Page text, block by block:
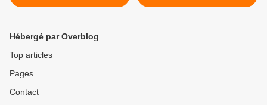
CONSTATÉ PAR LE CHEF
Hébergé par Overblog
Top articles
Pages
Contact